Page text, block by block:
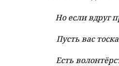
Но если вдруг
Пусть вас
Есть